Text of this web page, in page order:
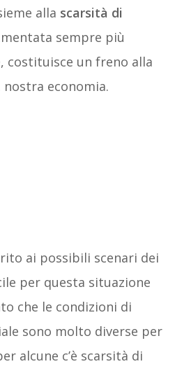
alla scarsità di
sempre più
costituisce un freno alla
economia.
ai possibili scenari dei
per questa situazione
che le condizioni di
sono molto diverse per
alcune c’è scarsità di